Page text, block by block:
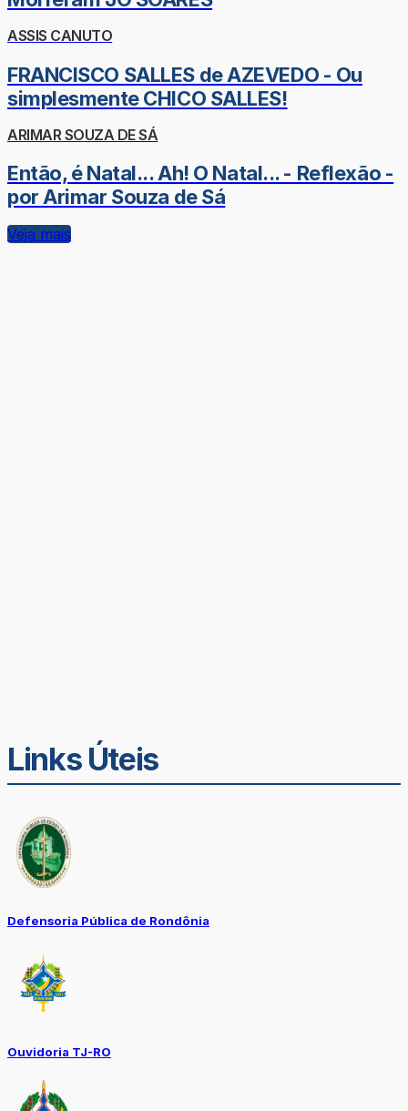
ASSIS CANUTO
FRANCISCO SALLES de AZEVEDO - Ou
simplesmente CHICO SALLES!
ARIMAR SOUZA DE SÁ
Então, é Natal... Ah! O Natal... - Reflexão -
por Arimar Souza de Sá
Veja mais
Links Úteis
Defensoria Pública de Rondônia
Ouvidoria TJ-RO